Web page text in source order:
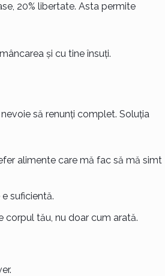
20% libertate. Asta permite
și cu tine însuți.
să renunți complet. Soluția
alimente care mă fac să mă simt
suficientă.
tău, nu doar cum arată.